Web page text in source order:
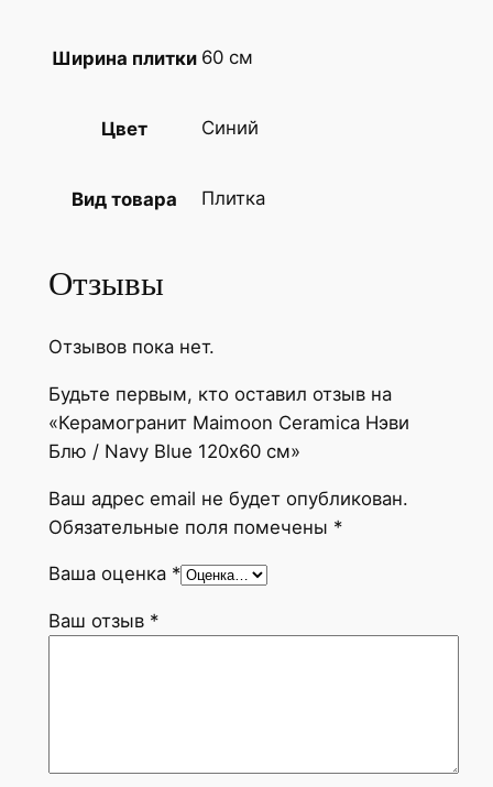
о
а
о
р
а
н
т
M
a
m
e
Ширина плитки 60 см
Цвет Синий
Вид товара Плитка
Отзывы
Отзывов пока нет.
Будьте первым, кто оставил отзыв на
«Керамогранит Maimoon Ceramica Нэви
Блю / Navy Blue 120х60 см»
Ваш адрес email не будет опубликован.
Обязательные поля помечены *
Ваша оценка *
Ваш отзыв *